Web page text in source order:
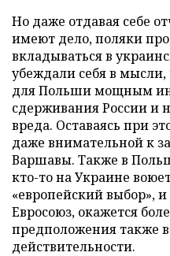
Но даже отдавая себе
имеют дело, поляки
вкладываться в
убеждали себя в
для Польши мощным
сдерживания России и
вреда. Оставаясь при
даже внимательной к
Варшавы. Также в
кто-то на Украине
«европейский выбор»,
Евросоюз, окажется
предположения также
действительности.